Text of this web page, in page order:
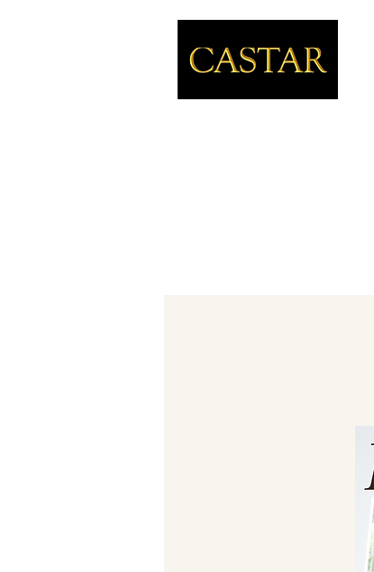
CASTAR